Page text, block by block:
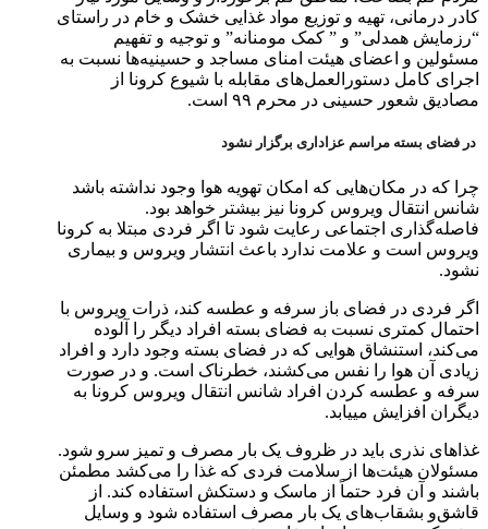
کادر درمانی، تهیه و توزیع مواد غذایی خشک و خام در راستای
“رزمایش همدلی” و ” کمک مومنانه” و توجیه و تفهیم
مسئولین و اعضای هیئت امنای مساجد و حسینیه‌ها نسبت به
اجرای کامل دستورالعمل‌های مقابله با شیوع کرونا از
مصادیق شعور حسینی در محرم ۹۹ است.
در فضای بسته مراسم عزاداری برگزار نشود
چرا که در مکان‌هایی که امکان تهویه هوا وجود نداشته باشد
شانس انتقال ویروس کرونا نیز بیشتر خواهد بود.
فاصله‌گذاری اجتماعی رعایت شود تا اگر فردی مبتلا به کرونا
ویروس است و علامت ندارد باعث انتشار ویروس و بیماری
نشود.
اگر فردی در فضای باز سرفه و عطسه کند، ذرات ویروس با
احتمال کمتری نسبت به فضای بسته افراد دیگر را آلوده
می‌کند، استنشاق هوایی که در فضای بسته وجود دارد و افراد
زیادی آن هوا را نفس می‌کشند، خطرناک است. و در صورت
سرفه و عطسه کردن افراد شانس انتقال ویروس کرونا به
دیگران افزایش مییابد.
غذاهای نذری باید در ظروف یک بار مصرف و تمیز سرو شود.
مسئولان هیئت‌ها از سلامت فردی که غذا را می‌کشد مطمئن
باشند و آن فرد حتماً از ماسک و دستکش استفاده کند. از
قاشق‌و بشقاب‌های یک بار مصرف استفاده شود و وسایل